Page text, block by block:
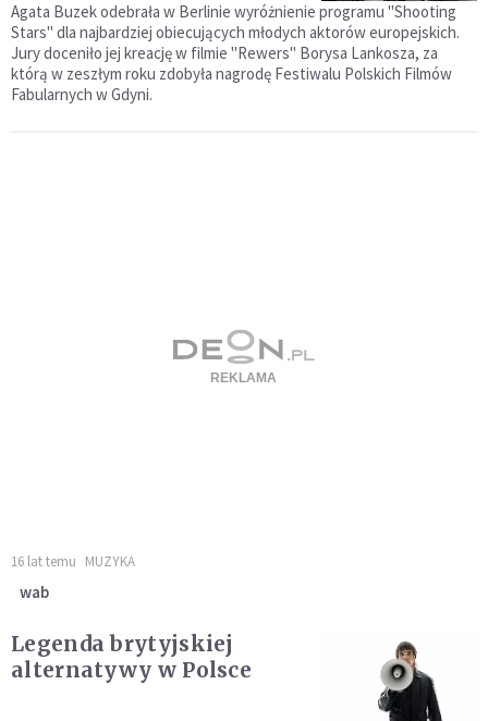
Agata Buzek odebrała w Berlinie wyróżnienie programu "Shooting
Stars" dla najbardziej obiecujących młodych aktorów europejskich.
Jury doceniło jej kreację w filmie "Rewers" Borysa Lankosza, za
którą w zeszłym roku zdobyła nagrodę Festiwalu Polskich Filmów
Fabularnych w Gdyni.
16 lat temu MUZYKA
wab
Legenda brytyjskiej
alternatywy w Polsce